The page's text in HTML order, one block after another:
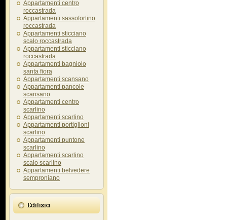
Appartamenti centro
roccastrada
Appartamenti sassofortino
roccastrada
Appartamenti sticciano
scalo roccastrada
Appartamenti sticciano
roccastrada
Appartamenti bagniolo
santa fiora
Appartamenti scansano
Appartamenti pancole
scansano
Appartamenti centro
scarlino
Appartamenti scarlino
Appartamenti portiglioni
scarlino
Appartamenti puntone
scarlino
Appartamenti scarlino
scalo scarlino
Appartamenti belvedere
semproniano
Edilizia